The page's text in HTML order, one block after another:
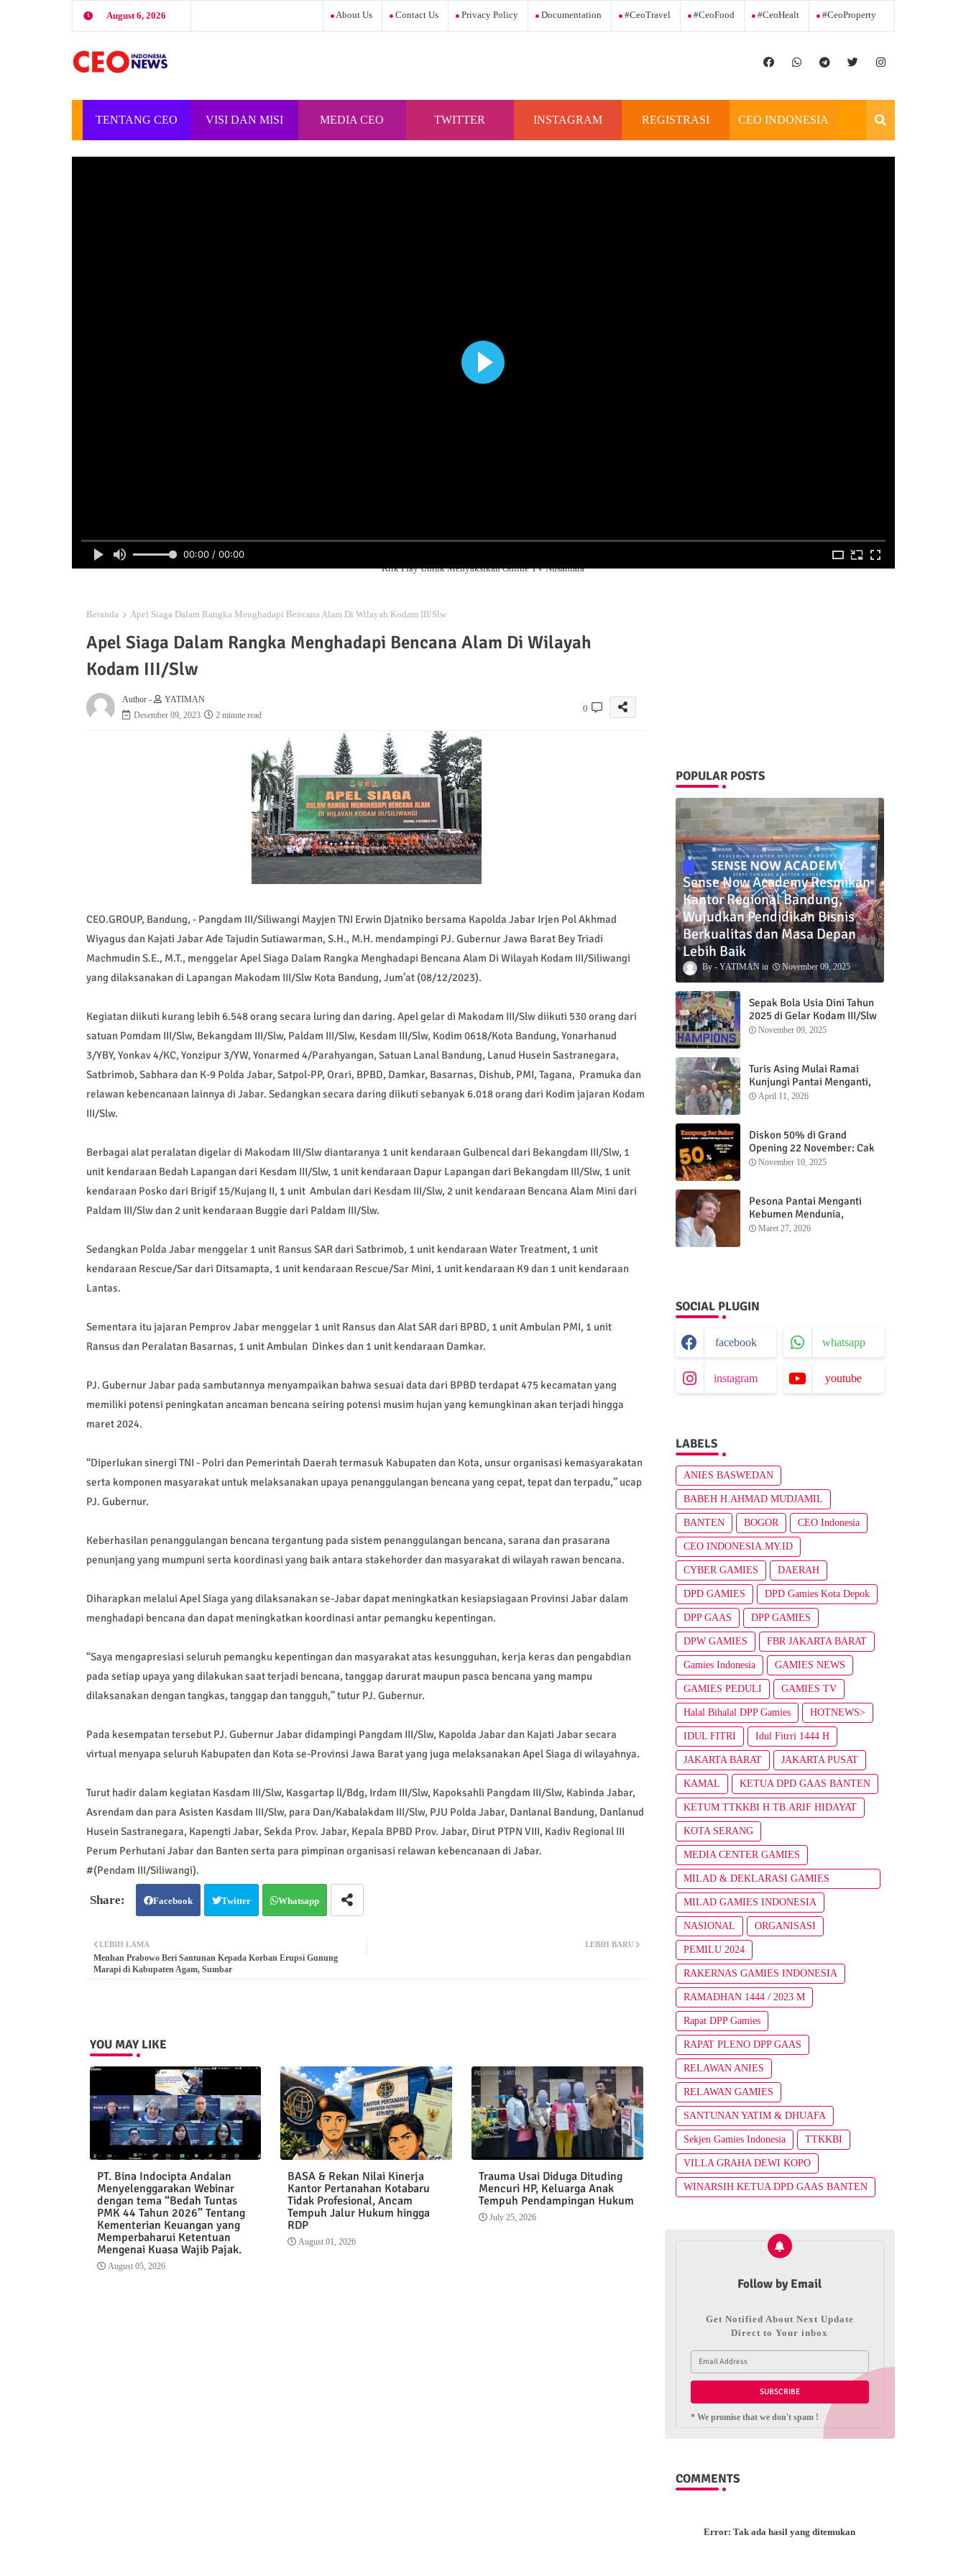
August 6, 2026 About Us Contact Us Privacy Policy Documentation #ceoTravel #ceoFood #ceoHealt #ceoProperty
TENTANG CEO
INDONESIA
VISI DAN MISI
CEO INDONESIA
MEDIA CEO
INDONESIA
TWITTER INSTAGRAM REGISTRASI CEO INDONESIA
OFFICIAL
00:00 / 00:00
Klik Play Untuk Menyaksikan Online TV Nusantara
Beranda Apel Siaga Dalam Rangka Menghadapi Bencana Alam Di Wilayah Kodam III/Slw
Apel Siaga Dalam Rangka Menghadapi Bencana Alam Di Wilayah
Kodam III/Slw
Author -
YATIMAN
Desember 09, 2023
2 minute read
0
CEO.GROUP, Bandung, - Pangdam III/Siliwangi Mayjen TNI Erwin Djatniko bersama Kapolda Jabar Irjen Pol Akhmad
Wiyagus dan Kajati Jabar Ade Tajudin Sutiawarman, S.H., M.H. mendampingi PJ. Gubernur Jawa Barat Bey Triadi
Machmudin S.E., M.T., menggelar Apel Siaga Dalam Rangka Menghadapi Bencana Alam Di Wilayah Kodam III/Siliwangi
yang dilaksanakan di Lapangan Makodam III/Slw Kota Bandung, Jum’at (08/12/2023).
Kegiatan diikuti kurang lebih 6.548 orang secara luring dan daring. Apel gelar di Makodam III/Slw diikuti 530 orang dari
satuan Pomdam III/Slw, Bekangdam III/Slw, Paldam III/Slw, Kesdam III/Slw, Kodim 0618/Kota Bandung, Yonarhanud
3/YBY, Yonkav 4/KC, Yonzipur 3/YW, Yonarmed 4/Parahyangan, Satuan Lanal Bandung, Lanud Husein Sastranegara,
Satbrimob, Sabhara dan K-9 Polda Jabar, Satpol-PP, Orari, BPBD, Damkar, Basarnas, Dishub, PMI, Tagana, Pramuka dan
relawan kebencanaan lainnya di Jabar. Sedangkan secara daring diikuti sebanyak 6.018 orang dari Kodim jajaran Kodam
III/Slw.
Berbagai alat peralatan digelar di Makodam III/Slw diantaranya 1 unit kendaraan Gulbencal dari Bekangdam III/Slw, 1
unit kendaraan Bedah Lapangan dari Kesdam III/Slw, 1 unit kendaraan Dapur Lapangan dari Bekangdam III/Slw, 1 unit
kendaraan Posko dari Brigif 15/Kujang II, 1 unit Ambulan dari Kesdam III/Slw, 2 unit kendaraan Bencana Alam Mini dari
Paldam III/Slw dan 2 unit kendaraan Buggie dari Paldam III/Slw.
Sedangkan Polda Jabar menggelar 1 unit Ransus SAR dari Satbrimob, 1 unit kendaraan Water Treatment, 1 unit
kendaraan Rescue/Sar dari Ditsamapta, 1 unit kendaraan Rescue/Sar Mini, 1 unit kendaraan K9 dan 1 unit kendaraan
Lantas.
Sementara itu jajaran Pemprov Jabar menggelar 1 unit Ransus dan Alat SAR dari BPBD, 1 unit Ambulan PMI, 1 unit
Ransus dan Peralatan Basarnas, 1 unit Ambulan Dinkes dan 1 unit kendaraan Damkar.
PJ. Gubernur Jabar pada sambutannya menyampaikan bahwa sesuai data dari BPBD terdapat 475 kecamatan yang
memiliki potensi peningkatan ancaman bencana seiring potensi musim hujan yang kemungkinan akan terjadi hingga
maret 2024.
“Diperlukan sinergi TNI - Polri dan Pemerintah Daerah termasuk Kabupaten dan Kota, unsur organisasi kemasyarakatan
serta komponen masyarakat untuk melaksanakan upaya penanggulangan bencana yang cepat, tepat dan terpadu,” ucap
PJ. Gubernur.
Keberhasilan penanggulangan bencana tergantung pada sistem penanggulangan bencana, sarana dan prasarana
penunjang yang mumpuni serta koordinasi yang baik antara stakehorder dan masyarakat di wilayah rawan bencana.
Diharapkan melalui Apel Siaga yang dilaksanakan se-Jabar dapat meningkatkan kesiapsiagaan Provinsi Jabar dalam
menghadapi bencana dan dapat meningkatkan koordinasi antar pemangku kepentingan.
“Saya mengapresiasi seluruh pemangku kepentingan dan masyarakat atas kesungguhan, kerja keras dan pengabdian
pada setiap upaya yang dilakukan saat terjadi bencana, tanggap darurat maupun pasca bencana yang mampu
dilaksanakan dengan tangkas, tanggap dan tangguh,” tutur PJ. Gubernur.
Pada kesempatan tersebut PJ. Gubernur Jabar didampingi Pangdam III/Slw, Kapolda Jabar dan Kajati Jabar secara
virtual menyapa seluruh Kabupaten dan Kota se-Provinsi Jawa Barat yang juga melaksanakan Apel Siaga di wilayahnya.
Turut hadir dalam kegiatan Kasdam III/Slw, Kasgartap ll/Bdg, Irdam III/Slw, Kapoksahli Pangdam III/Slw, Kabinda Jabar,
Asrendam dan para Asisten Kasdam III/Slw, para Dan/Kabalakdam III/Slw, PJU Polda Jabar, Danlanal Bandung, Danlanud
Husein Sastranegara, Kapengti Jabar, Sekda Prov. Jabar, Kepala BPBD Prov. Jabar, Dirut PTPN VIII, Kadiv Regional III
Perum Perhutani Jabar dan Banten serta para pimpinan organisasi relawan kebencanaan di Jabar.
#(Pendam III/Siliwangi).
Facebook Twitter Whatsapp
LEBIH BARU
LEBIH LAMA
Menhan Prabowo Beri Santunan Kepada Korban Erupsi Gunung
Marapi di Kabupaten Agam, Sumbar
YOU MAY LIKE
PT. Bina Indocipta Andalan
Menyelenggarakan Webinar
dengan tema “Bedah Tuntas
PMK 44 Tahun 2026” Tentang
Kementerian Keuangan yang
Memperbaharui Ketentuan
Mengenai Kuasa Wajib Pajak.
August 05, 2026
BASA & Rekan Nilai Kinerja
Kantor Pertanahan Kotabaru
Tidak Profesional, Ancam
Tempuh Jalur Hukum hingga
RDP
August 01, 2026
Trauma Usai Diduga Dituding
Mencuri HP, Keluarga Anak
Tempuh Pendampingan Hukum
July 25, 2026
POPULAR POSTS
Sense Now Academy Resmikan
Kantor Regional Bandung,
Wujudkan Pendidikan Bisnis
Berkualitas dan Masa Depan
Lebih Baik
YATIMAN November 09, 2025
Sepak Bola Usia Dini Tahun
2025 di Gelar Kodam III/Slw
November 09, 2025
Turis Asing Mulai Ramai
Kunjungi Pantai Menganti,
Nikmati Sunrise dan Sunset
April 11, 2026
Diskon 50% di Grand
Opening 22 November: Cak
Ofi Hadirkan Balungan Bakar
November 10, 2025
Pesona Pantai Menganti
Kebumen Mendunia,
Wisatawan Mancanegara
Maret 27, 2026
SOCIAL PLUGIN
facebook whatsapp
instagram youtube
LABELS
ANIES BASWEDAN
BABEH H.AHMAD MUDJAMIL
BANTEN BOGOR CEO Indonesia
CEO INDONESIA.MY.ID
CYBER GAMIES DAERAH
DPD GAMIES DPD Gamies Kota Depok
DPP GAAS DPP GAMIES
DPW GAMIES FBR JAKARTA BARAT
Gamies Indonesia GAMIES NEWS
GAMIES PEDULI GAMIES TV
Halal Bihalal DPP Gamies HOTNEWS>
IDUL FITRI Idul Fitrri 1444 H
JAKARTA BARAT JAKARTA PUSAT
KAMAL KETUA DPD GAAS BANTEN
KETUM TTKKBI H.TB.ARIF HIDAYAT
KOTA SERANG
MEDIA CENTER GAMIES
MILAD & DEKLARASI GAMIES
INDONESIA
MILAD GAMIES INDONESIA
NASIONAL ORGANISASI
PEMILU 2024
RAKERNAS GAMIES INDONESIA
RAMADHAN 1444 / 2023 M
Rapat DPP Gamies
RAPAT PLENO DPP GAAS
RELAWAN ANIES
RELAWAN GAMIES
SANTUNAN YATIM & DHUAFA
Sekjen Gamies Indonesia TTKKBI
VILLA GRAHA DEWI KOPO
WINARSIH KETUA DPD GAAS BANTEN
Follow by Email
Get Notified About Next Update
Direct to Your inbox
* We promise that we don't spam !
COMMENTS
Error: Tak ada hasil yang ditemukan